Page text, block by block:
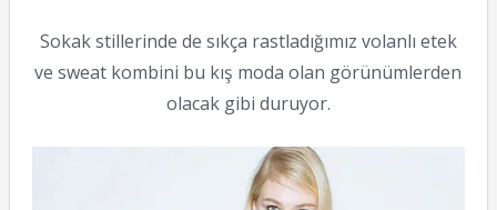
Sokak stillerinde de sıkça rastladığımız volanlı etek
ve sweat kombini bu kış moda olan görünümlerden
olacak gibi duruyor.